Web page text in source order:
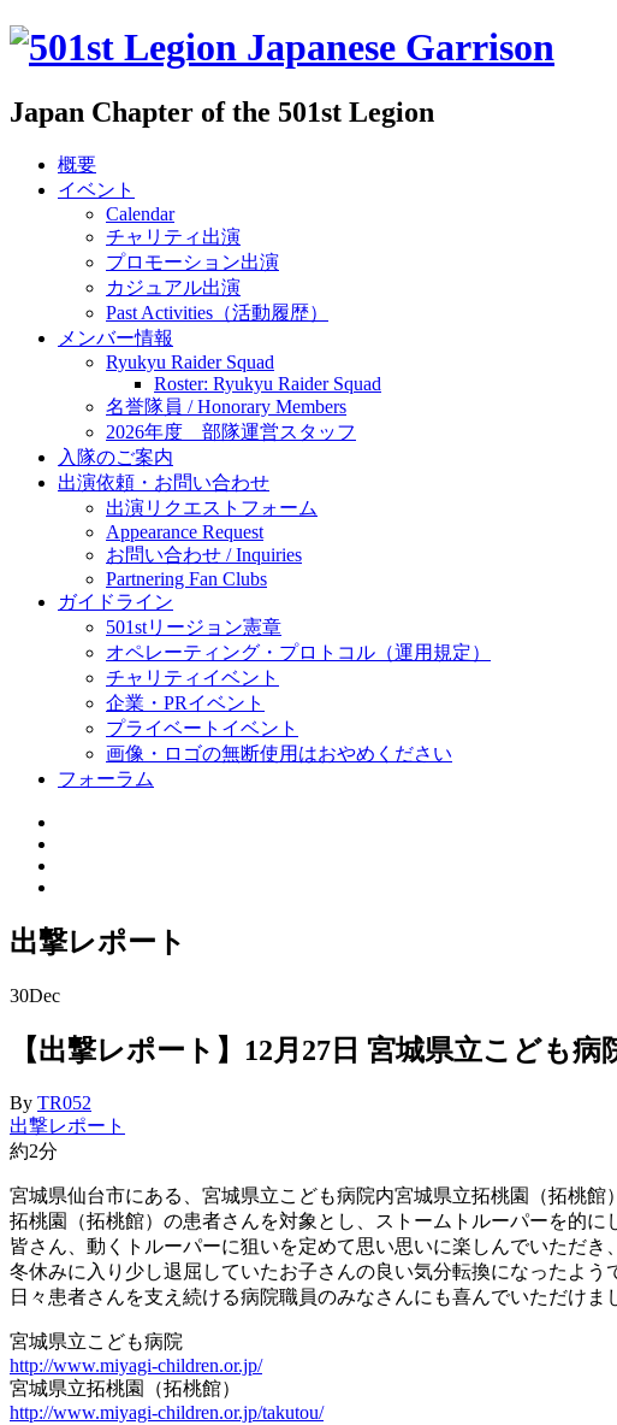
Japan Chapter of the 501st Legion
概要
イベント
Calendar
チャリティ出演
プロモーション出演
カジュアル出演
Past Activities（活動履歴）
メンバー情報
Ryukyu Raider Squad
Roster: Ryukyu Raider Squad
名誉隊員 / Honorary Members
2026年度 部隊運営スタッフ
入隊のご案内
出演依頼・お問い合わせ
出演リクエストフォーム
Appearance Request
お問い合わせ / Inquiries
Partnering Fan Clubs
ガイドライン
501stリージョン憲章
オペレーティング・プロトコル（運用規定）
チャリティイベント
企業・PRイベント
プライベートイベント
画像・ロゴの無断使用はおやめください
フォーラム
出撃レポート
30Dec
【出撃レポート】12月27日 宮城県立こども
By TR052
出撃レポート
約2分
宮城県仙台市にある、宮城県立こども病院内宮城県立拓桃園（拓桃館
拓桃園（拓桃館）の患者さんを対象とし、ストームトルーパーを的に
皆さん、動くトルーパーに狙いを定めて思い思いに楽しんでいただ
冬休みに入り少し退屈していたお子さんの良い気分転換になったよう
日々患者さんを支え続ける病院職員のみなさんにも喜んでいただけま
宮城県立こども病院
http://www.miyagi-children.or.jp/
宮城県立拓桃園（拓桃館）
http://www.miyagi-children.or.jp/takutou/